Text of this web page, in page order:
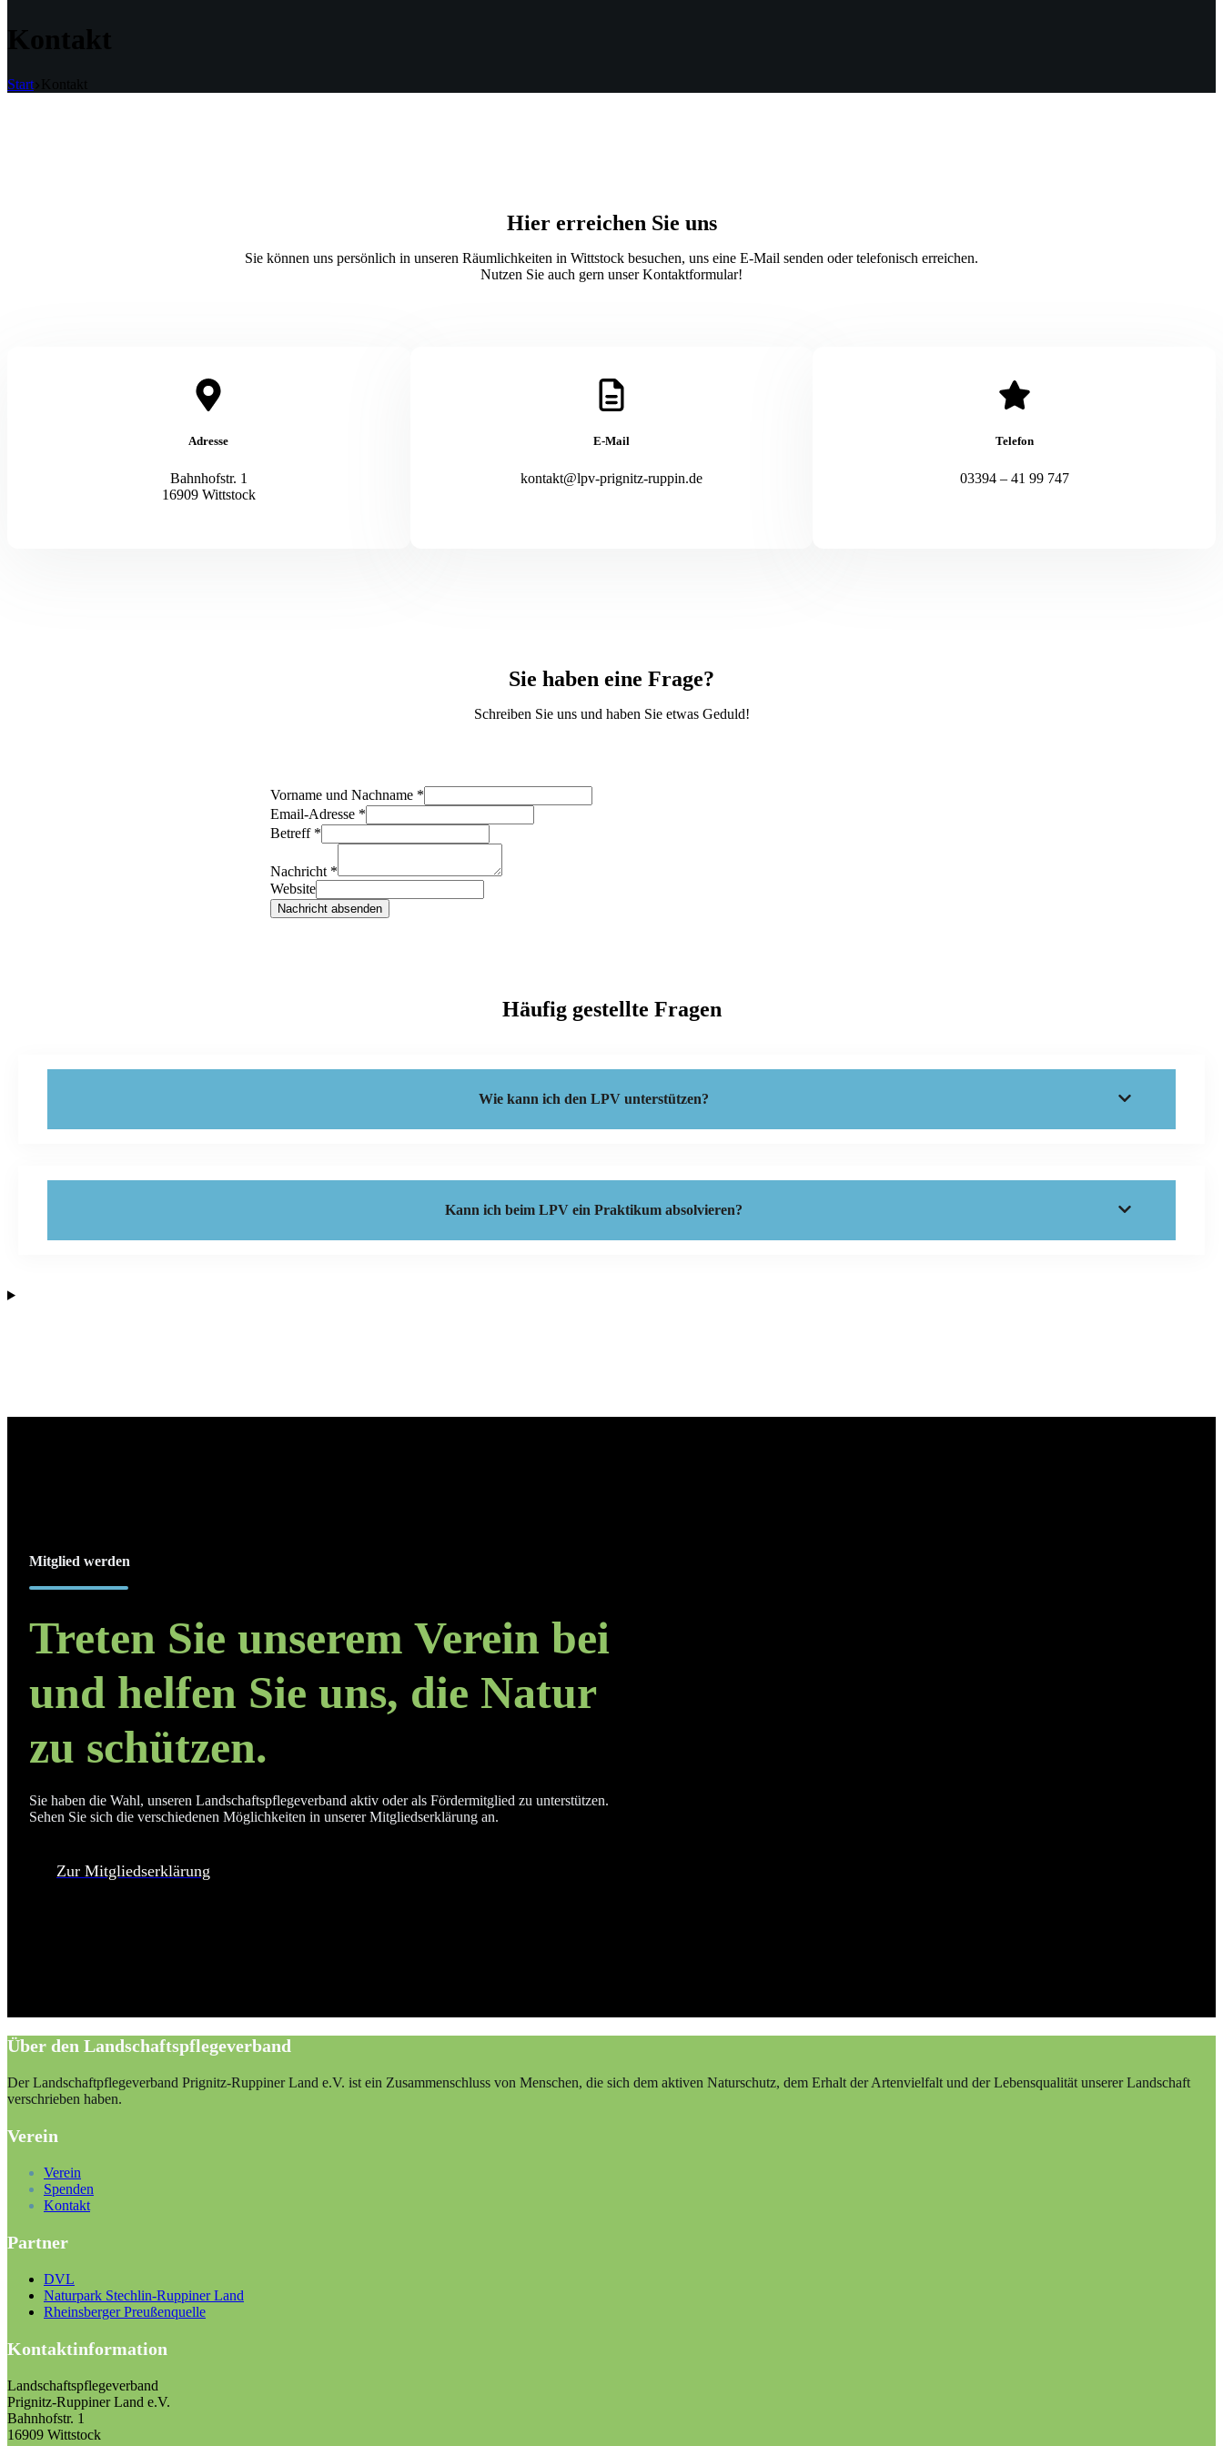
Kontakt
Start Kontakt
Hier erreichen Sie uns
Sie können uns persönlich in unseren Räumlichkeiten in Wittstock besuchen, uns eine E-Mail senden oder telefonisch erreichen.
Nutzen Sie auch gern unser Kontaktformular!
Adresse
Bahnhofstr. 1
16909 Wittstock
E-Mail
kontakt@lpv-prignitz-ruppin.de
Telefon
03394 – 41 99 747
Sie haben eine Frage?
Schreiben Sie uns und haben Sie etwas Geduld!
Vorname und Nachname *
Email-Adresse *
Betreff *
Nachricht *
Website
Nachricht absenden
Häufig gestellte Fragen
Wie kann ich den LPV unterstützen?
Kann ich beim LPV ein Praktikum absolvieren?
Mitglied werden
Treten Sie unserem Verein bei
und helfen Sie uns, die Natur
zu schützen.
Sie haben die Wahl, unseren Landschaftspflegeverband aktiv oder als Fördermitglied zu unterstützen.
Sehen Sie sich die verschiedenen Möglichkeiten in unserer Mitgliedserklärung an.
Zur Mitgliedserklärung
Über den Landschaftspflegeverband
Der Landschaftpflegeverband Prignitz-Ruppiner Land e.V. ist ein Zusammenschluss von Menschen, die sich dem aktiven Naturschutz, dem Erhalt der Artenvielfalt und der Lebensqualität unserer Landschaft
verschrieben haben.
Verein
Verein
Spenden
Kontakt
Partner
DVL
Naturpark Stechlin-Ruppiner Land
Rheinsberger Preußenquelle
Kontaktinformation
Landschaftspflegeverband
Prignitz-Ruppiner Land e.V.
Bahnhofstr. 1
16909 Wittstock